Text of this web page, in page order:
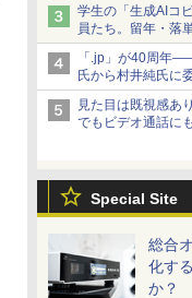
学生の「生成AIコ
員たち。留年・落
「.jp」が40周年
氏から村井純氏に
見た目は既視感あ
でもビデオ通話に
Special Site
総合
化す
か？